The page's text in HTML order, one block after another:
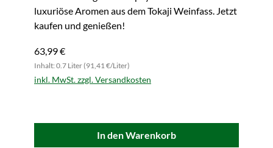
luxuriöse Aromen aus dem Tokaji Weinfass. Jetzt
kaufen und genießen!
63,99 €
Inhalt: 0.7 Liter (91,41 €/Liter)
inkl. MwSt. zzgl. Versandkosten
In den Warenkorb